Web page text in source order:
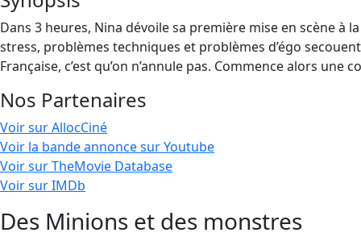
Dans 3 heures, Nina dévoile sa première mise en scène à
stress, problèmes techniques et problèmes d’égo
Française, c’est qu’on n’annule pas. Commence alors
Nos Partenaires
Voir sur AllocCiné
Voir la bande annonce sur Youtube
Voir sur TheMovie Database
Voir sur IMDb
Des Minions et des monstres